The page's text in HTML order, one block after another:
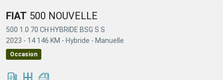
FIAT 500 NOUVELLE
500 1.0 70 CH HYBRIDE BSG S S
2023 - 14 146 KM - Hybride - Manuelle
Occasion